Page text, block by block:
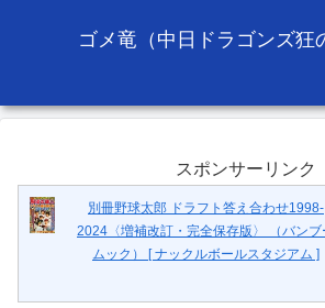
ゴメ竜（中日ドラゴンズ狂
スポンサーリンク
別冊野球太郎 ドラフト答え合わせ1998-
2024〈増補改訂・完全保存版〉 （バンブ
ムック） [ ナックルボールスタジアム ]